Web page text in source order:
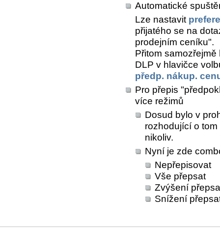
Automatické
Lze nastavit
přijatého se na
prodejním ceníku".
Přitom
DLP v hlavičce
předp. nákup.
Pro přepis
více režimů
Dosud bylo v
rozhodující o
nikoliv.
Nyní je zde
Nepřepisovat
Vše přepsat
Zvýšení
Snížení